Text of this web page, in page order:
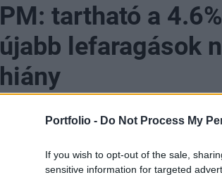
Portfolio - Do Not Process My
If you wish to opt-out of the sale,
sensitive information for targeted
PM: tartható a
újabb lefaragások
hiány
Az eddigi folyamatok alapján a